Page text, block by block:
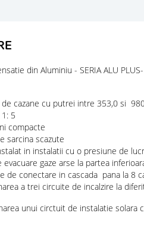
din Aluminiu - SERIA ALU
cazane cu putrei intre 353,0 si
5
compacte
scazute
in instalatii cu o presiune de
gaze arse la partea
conectare in cascada pana la 8
a trei circuite de incalzire la
unui circtuit de instalatie solara